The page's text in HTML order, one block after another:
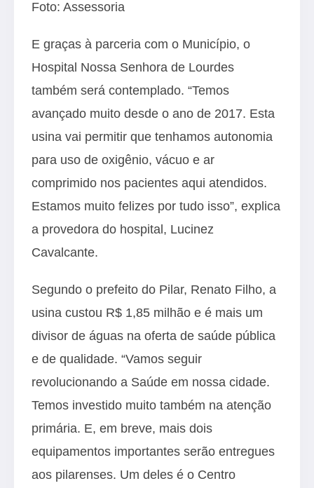
Foto: Assessoria
E graças à parceria com o Município, o
Hospital Nossa Senhora de Lourdes
também será contemplado. “Temos
avançado muito desde o ano de 2017. Esta
usina vai permitir que tenhamos autonomia
para uso de oxigênio, vácuo e ar
comprimido nos pacientes aqui atendidos.
Estamos muito felizes por tudo isso”, explica
a provedora do hospital, Lucinez
Cavalcante.
Segundo o prefeito do Pilar, Renato Filho, a
usina custou R$ 1,85 milhão e é mais um
divisor de águas na oferta de saúde pública
e de qualidade. “Vamos seguir
revolucionando a Saúde em nossa cidade.
Temos investido muito também na atenção
primária. E, em breve, mais dois
equipamentos importantes serão entregues
aos pilarenses. Um deles é o Centro